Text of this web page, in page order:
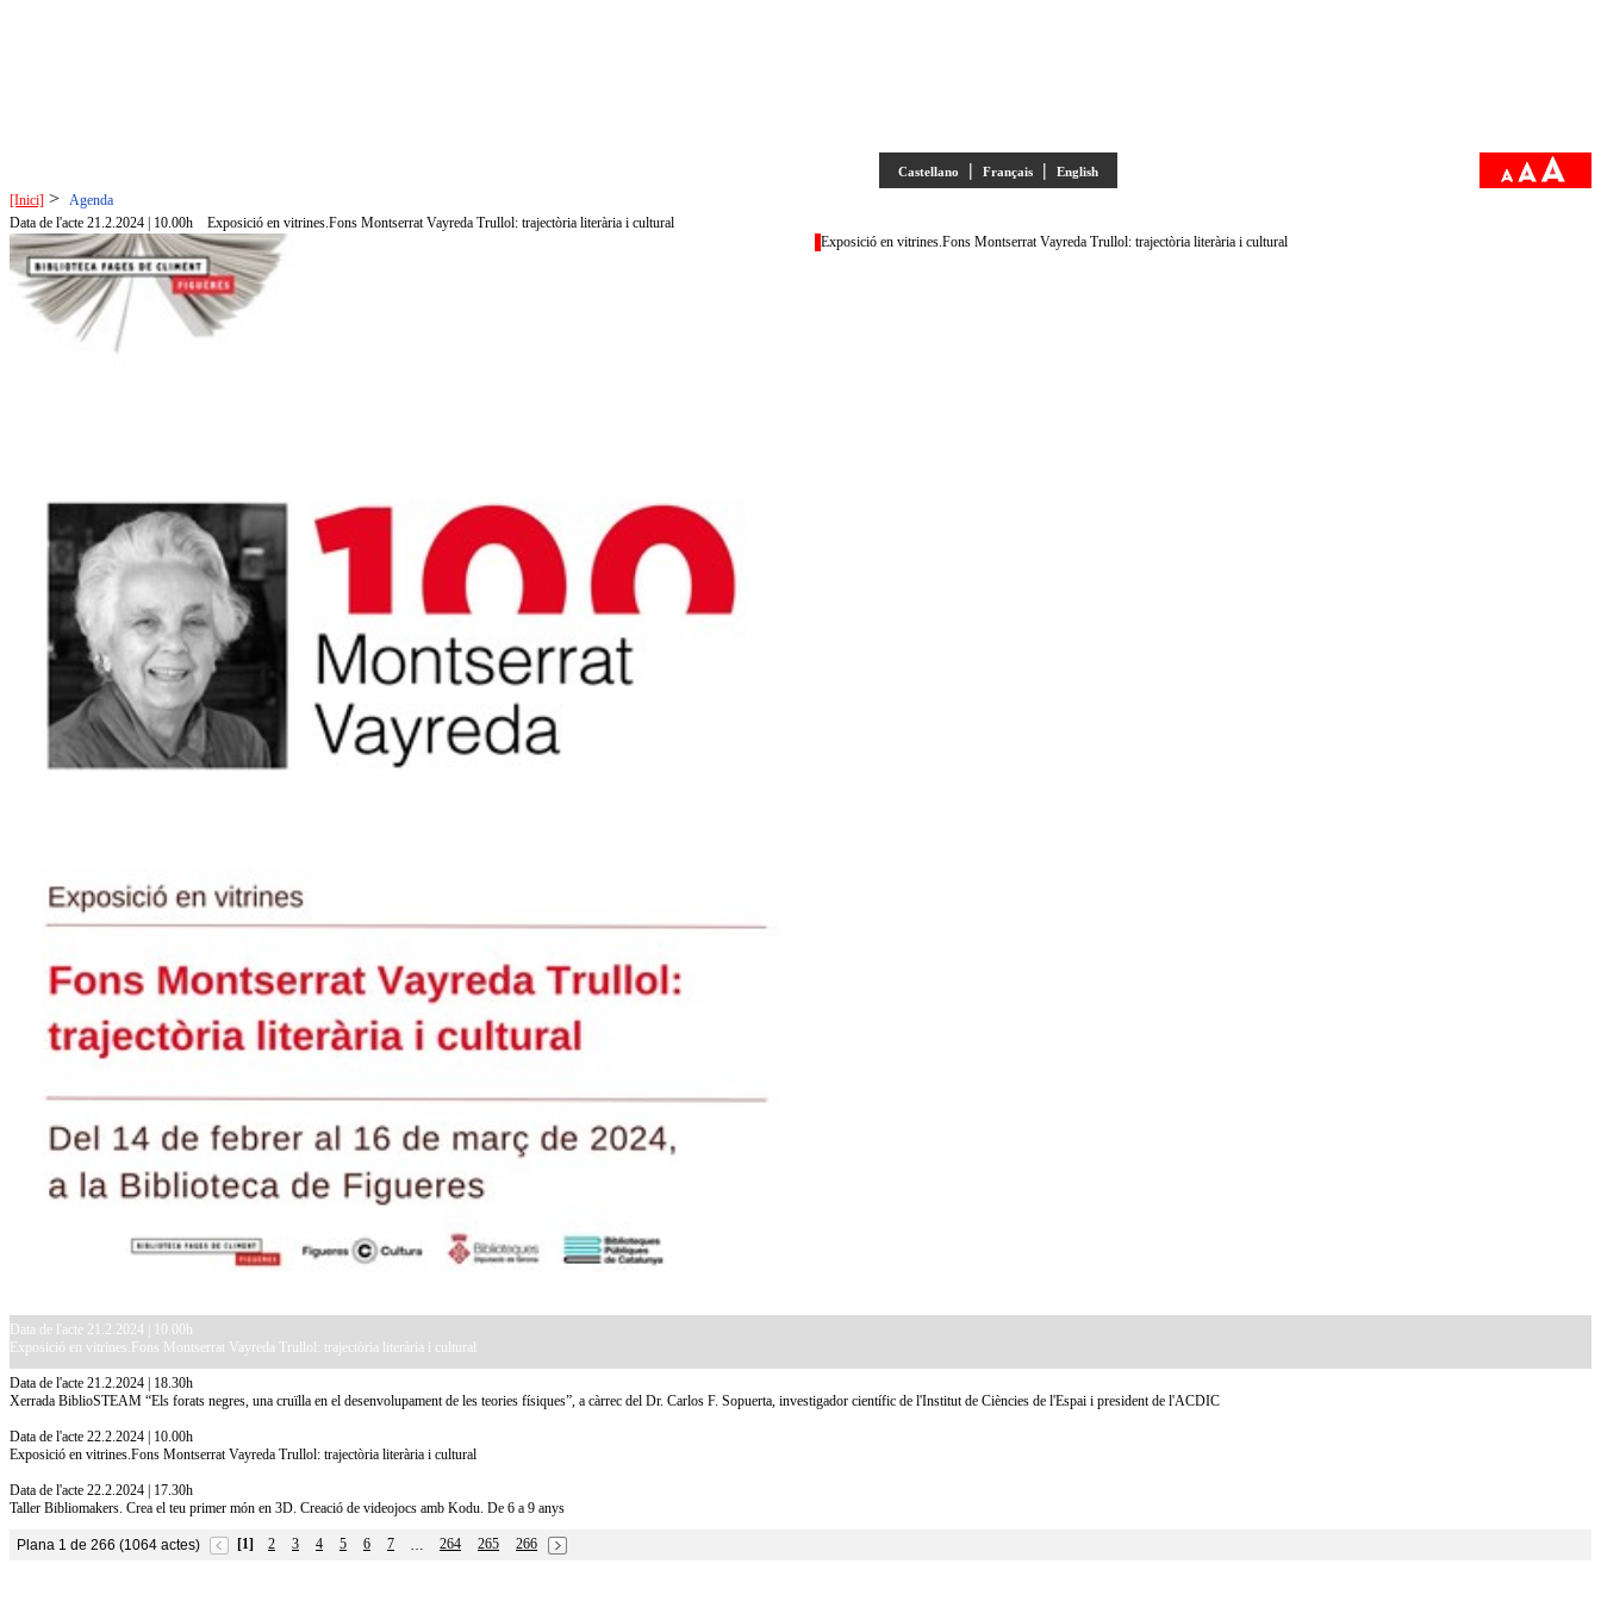
Castellano | Français | English
[Inici] > Agenda
Data de l'acte 21.2.2024 | 10.00h
Exposició en vitrines.Fons Montserrat Vayreda Trullol: trajectòria literària i cultural
Exposició en vitrines.Fons Montserrat Vayreda Trullol: trajectòria literària i cultural
Data de l'acte 21.2.2024 | 10.00h
Exposició en vitrines.Fons Montserrat Vayreda Trullol: trajectòria literària i cultural
Data de l'acte 21.2.2024 | 18.30h
Xerrada BiblioSTEAM “Els forats negres, una cruïlla en el desenvolupament de les teories físiques”, a càrrec del Dr. Carlos F. Sopuerta, investigador científic de l'Institut de Ciències de l'Espai i president de l'ACDIC
Data de l'acte 22.2.2024 | 10.00h
Exposició en vitrines.Fons Montserrat Vayreda Trullol: trajectòria literària i cultural
Data de l'acte 22.2.2024 | 17.30h
Taller Bibliomakers. Crea el teu primer món en 3D. Creació de videojocs amb Kodu. De 6 a 9 anys
Plana 1 de 266 (1064 actes) [1] 2 3 4 5 6 7 … 264 265
266